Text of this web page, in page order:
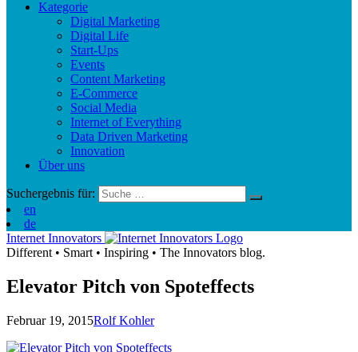
Kategorie
Digital Marketing
Digital Life
Start-Ups
Events
Content Marketing
E-Commerce
Social Media
Internet of Everything
Data Driven Marketing
Innovation
Über uns
Suchergebnis für:
en
de
Internet Innovators
Different • Smart • Inspiring • The Innovators blog.
Elevator Pitch von Spoteffects
Februar 19, 2015Rolf Kohler